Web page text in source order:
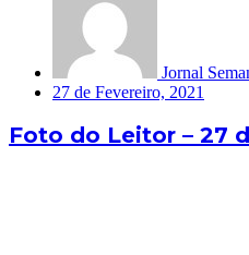
Jornal
27 de Fevereiro, 2021
Foto do Leitor – 27